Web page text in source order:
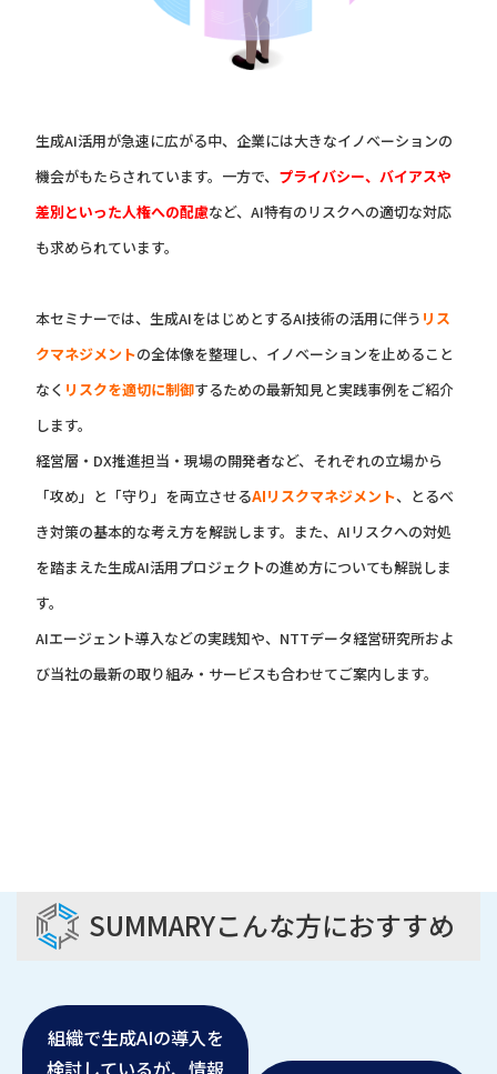
生成AI活用が急速に広がる中、企業には大きなイノベーションの
機会がもたらされています。一方で、 プライバシー、バイアスや
差別といった人権への配慮など、AI特有のリスクへの適切な対応
も求められています。
本セミナーでは、生成AIをはじめとするAI技術の活用に伴う リス
クマネジメントの全体像を整理し、イノベーションを止めること
なく リスクを適切に制御するための最新知見と実践事例をご紹介
します。
経営層・DX推進担当・現場の開発者など、それぞれの立場から
「攻め」と「守り」を両立させるAIリスクマネジメント、とるべ
き対策の基本的な考え方を解説します。また、AIリスクへの対処
を踏まえた生成AI活用プロジェクトの進め方についても解説しま
す。
AIエージェント導入などの実践知や、NTTデータ経営研究所およ
び当社の最新の取り組み・サービスも合わせてご案内します。
SUMMARYこんな方におすすめ
組織で生成AIの導入を
検討しているが、情報